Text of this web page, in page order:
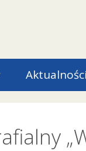
Aktualności